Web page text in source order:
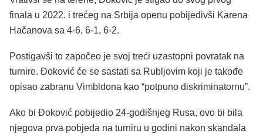
finala u 2022. i trećeg na Srbija openu pobijedivši Karena
Hačanova sa 4-6, 6-1, 6-2.
Postigavši to započeo je svoj treći uzastopni povratak na
turnire. Đoković će se sastati sa Rubljovim koji je takođe
opisao zabranu Vimbldona kao “potpuno diskriminatornu”.
Ako bi Đoković pobijedio 24-godišnjeg Rusa, ovo bi bila
njegova prva pobjeda na turniru u godini nakon skandala